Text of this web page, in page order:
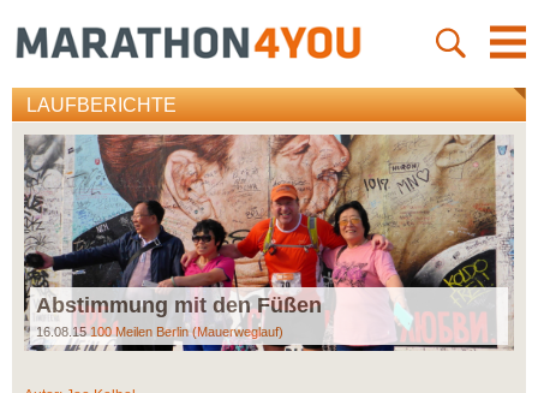
LAUFBERICHTE
Abstimmung mit den Füßen
16.08.15100 Meilen Berlin (Mauerweglauf)